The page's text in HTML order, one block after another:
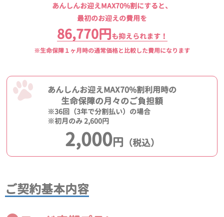
あんしんお迎えMAX70%割にすると、
最初のお迎えの費用を
86,770円も抑えられます！
※生命保障１ヶ月時の通常価格と比較した費用になります
あんしんお迎えMAX70%割利用時の
生命保障の月々のご負担額
※36回（3年で分割払い）の場合
※初月のみ 2,600円
2,000円 （税込）
ご契約基本内容